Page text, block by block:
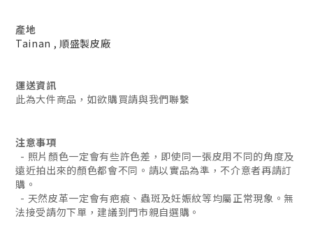
產地
Tainan , 順盛製皮廠
運送資訊
此為大件商品，如欲購買請與我們聯繫
注意事項
- 照片顏色一定會有些許色差，即使同一張皮用不同的角度及
遠近拍出來的顏色都會不同。請以實品為準，不介意者再請訂
購。
- 天然皮革一定會有疤痕、蟲斑及妊娠紋等均屬正常現象。無
法接受請勿下單，建議到門市親自選購。